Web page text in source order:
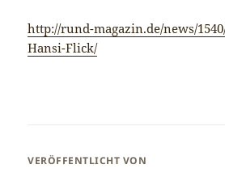
http://rund-magazin.de/news/
Hansi-Flick/
VERÖFFENTLICHT VON